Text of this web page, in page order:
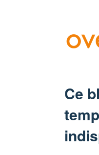
Ce